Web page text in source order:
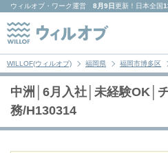
ウィルオブ・ワーク運営 8月9日更新！日本全国
WILLOF(ウィルオブ) 福岡県 福岡市博多区
中洲│6月入社│未経験OK│
務/H130314